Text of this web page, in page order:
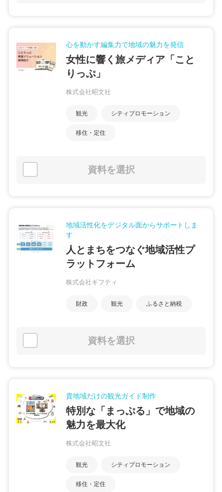
心を動かす編集力で地域の魅力を発信
女性に響く旅メディア「こと
りっぷ」
株式会社昭文社
観光 シティプロモーション
移住・定住
資料を選択
地域活性化をデジタル面からサポートしま
す
人とまちをつなぐ地域活性プ
ラットフォーム
株式会社ギフティ
財政 観光 ふるさと納税
資料を選択
貴地域だけの観光ガイド制作
特別な「まっぷる」で地域の
魅力を最大化
株式会社昭文社
観光 シティプロモーション
移住・定住